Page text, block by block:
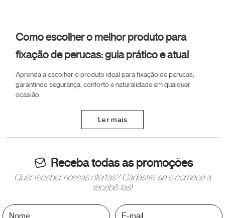
Como escolher o melhor produto para
fixação de perucas: guia prático e atual
Aprenda a escolher o produto ideal para fixação de perucas,
garantindo segurança, conforto e naturalidade em qualquer
ocasião.
Ler mais
Receba todas as promoções
Quer receber nossas ofertas? Cadastre-se e comece a
recebê-las!